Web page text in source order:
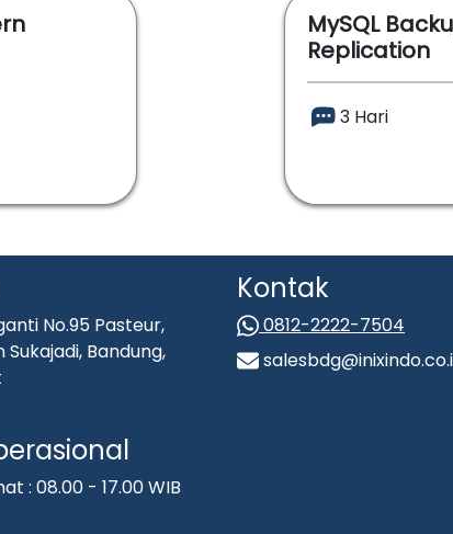
MySQL
Replication
3 Hari
No.95 Pasteur,
Bandung,
: 08.00 - 17.00 WIB
Kontak
0812-2222-7504